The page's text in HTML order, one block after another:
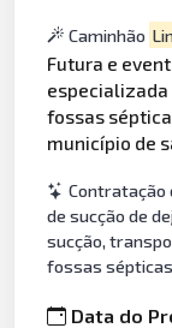
Caminhão
Futura e
especializada
fossas
município de
Contratação
de sucção de
sucção,
fossas
Data do